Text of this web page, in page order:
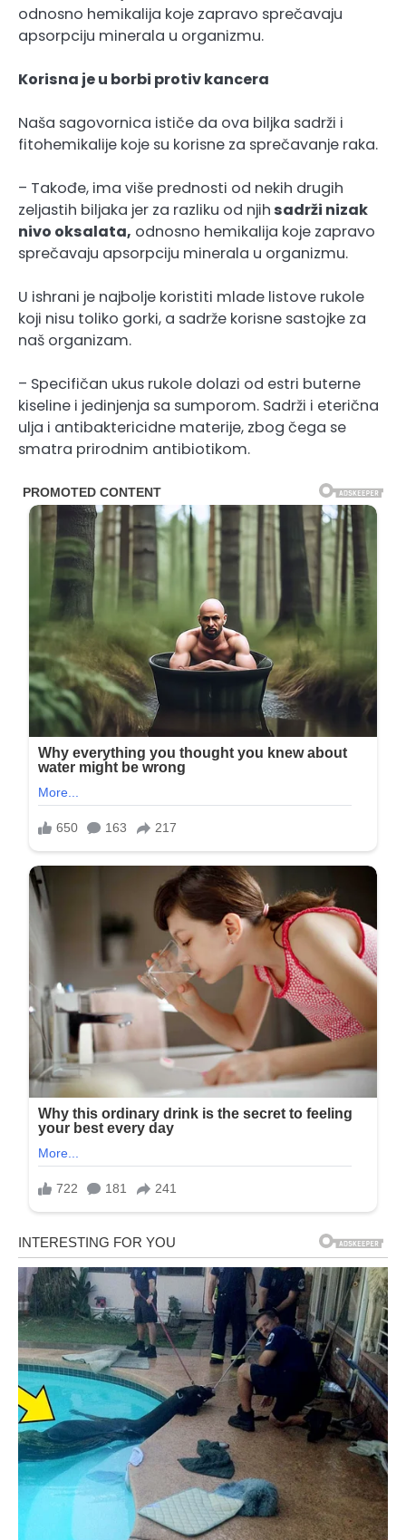
odnosno hemikalija koje zapravo sprečavaju
apsorpciju minerala u organizmu.
Korisna je u borbi protiv kancera
Naša sagovornica ističe da ova biljka sadrži i
fitohemikalije koje su korisne za sprečavanje raka.
– Takođe, ima više prednosti od nekih drugih
zeljastih biljaka jer za razliku od njih sadrži nizak
nivo oksalata, odnosno hemikalija koje zapravo
sprečavaju apsorpciju minerala u organizmu.
U ishrani je najbolje koristiti mlade listove rukole
koji nisu toliko gorki, a sadrže korisne sastojke za
naš organizam.
– Specifičan ukus rukole dolazi od estri buterne
kiseline i jedinjenja sa sumporom. Sadrži i eterična
ulja i antibaktericidne materije, zbog čega se
smatra prirodnim antibiotikom.